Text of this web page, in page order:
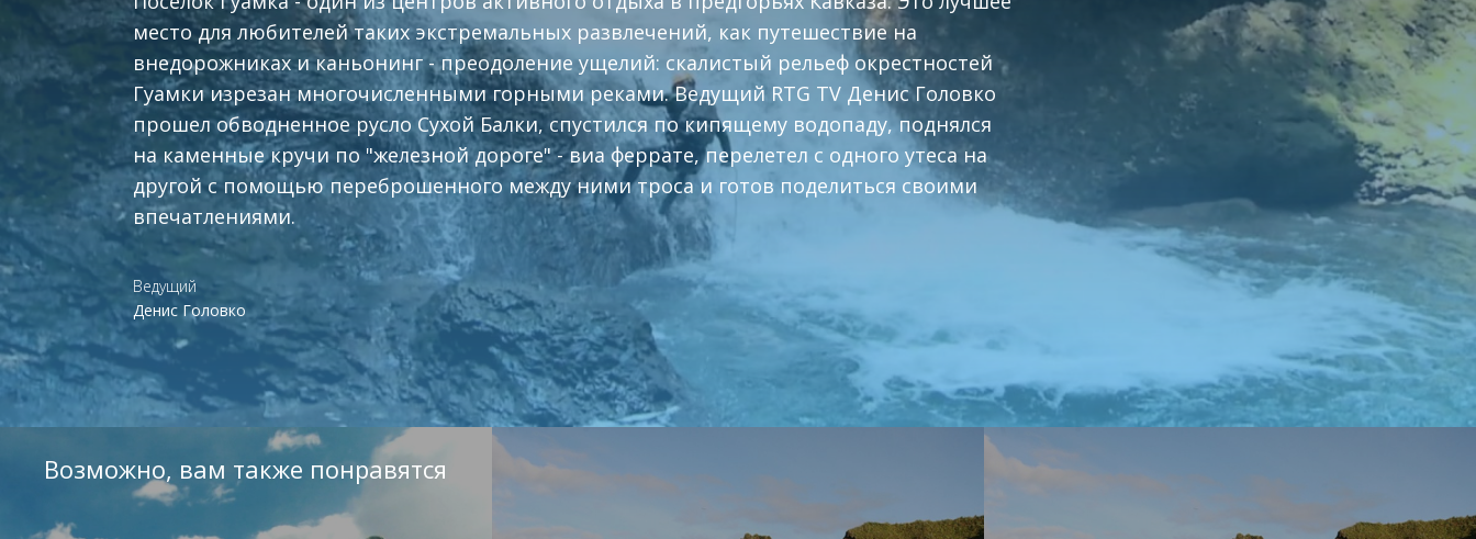
место для любителей таких экстремальных развлечений, как путешествие на
внедорожниках и каньонинг - преодоление ущелий: скалистый рельеф окрестностей
Гуамки изрезан многочисленными горными реками. Ведущий RTG TV Денис Головко
прошел обводненное русло Сухой Балки, спустился по кипящему водопаду, поднялся
на каменные кручи по "железной дороге" - виа феррате, перелетел с одного утеса на
другой с помощью переброшенного между ними троса и готов поделиться своими
впечатлениями.
Ведущий
Денис Головко
Возможно, вам также понравятся